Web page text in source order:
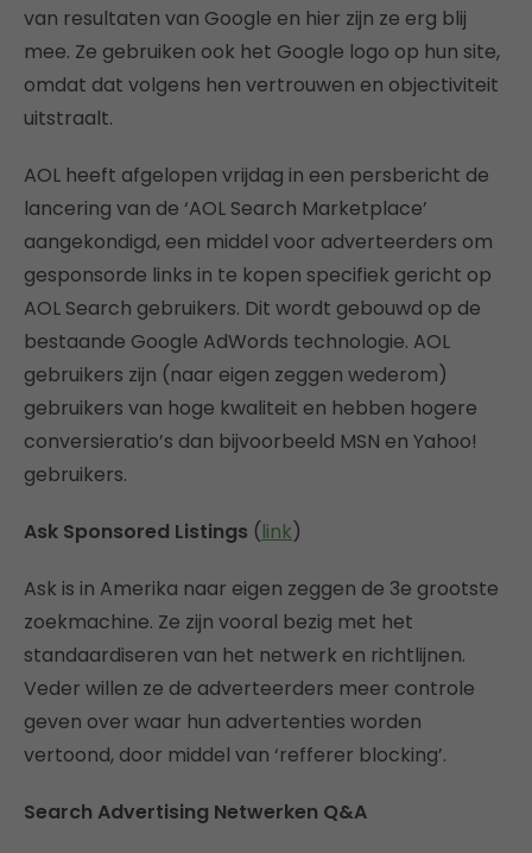
van resultaten van Google en hier zijn ze erg blij
mee. Ze gebruiken ook het Google logo op hun site,
omdat dat volgens hen vertrouwen en objectiviteit
uitstraalt.
AOL heeft afgelopen vrijdag in een persbericht de
lancering van de ‘AOL Search Marketplace’
aangekondigd, een middel voor adverteerders om
gesponsorde links in te kopen specifiek gericht op
AOL Search gebruikers. Dit wordt gebouwd op de
bestaande Google AdWords technologie. AOL
gebruikers zijn (naar eigen zeggen wederom)
gebruikers van hoge kwaliteit en hebben hogere
conversieratio’s dan bijvoorbeeld MSN en Yahoo!
gebruikers.
Ask Sponsored Listings (link)
Ask is in Amerika naar eigen zeggen de 3e grootste
zoekmachine. Ze zijn vooral bezig met het
standaardiseren van het netwerk en richtlijnen.
Veder willen ze de adverteerders meer controle
geven over waar hun advertenties worden
vertoond, door middel van ‘refferer blocking’.
Search Advertising Netwerken Q&A